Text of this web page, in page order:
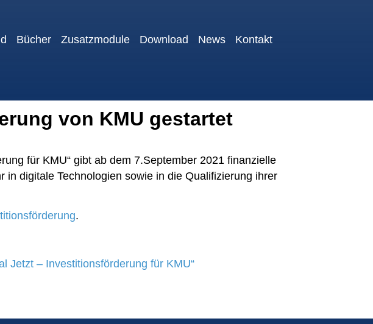
Bücher Zusatzmodule Download News Kontakt
von KMU gestartet
für KMU“ gibt ab dem 7.September 2021 finanzielle
digitale Technologien sowie in die Qualifizierung ihrer
.
Jetzt – Investitionsförderung für KMU“